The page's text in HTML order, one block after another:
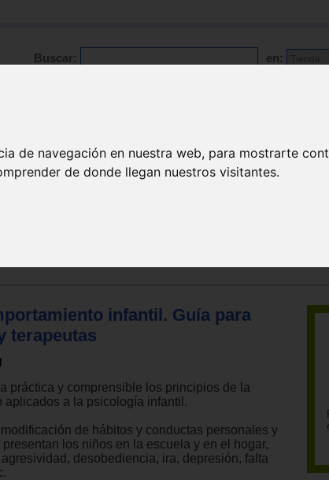
de navegación en nuestra web, para mostrarte
de donde llegan nuestros visitantes.
Buscar: en:
infantil. Guía para
terapeutas
práctica y comprensible los principios de la
aplicados a la psicología infantil.
de hábitos y conductas personales y
los niños en la escuela y en el hogar,
desobediencia, ira, depresión, falta